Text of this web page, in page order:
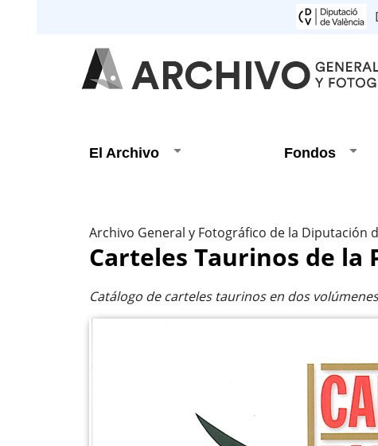
El Archivo Fondos
Archivo General y Fotográfico de la Diputación
Carteles Taurinos de la
Catálogo de carteles taurinos en dos